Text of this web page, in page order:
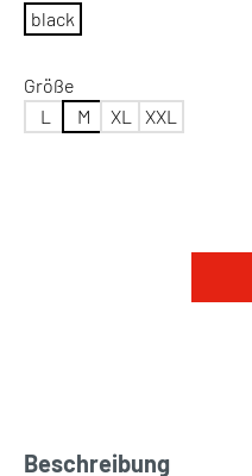
black
Größe
L
M XL XXL
Beschreibung